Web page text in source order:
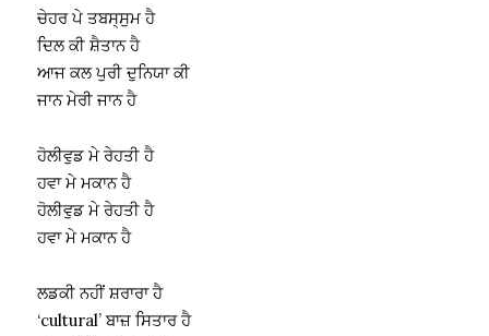
ਚੇਹਰ ਪੇ ਤਬਸ੍ਸੁਮ ਹੈ
ਦਿਲ ਕੀ ਸ਼ੈਤਾਨ ਹੈ
ਆਜ ਕਲ ਪੁਰੀ ਦੁਨਿਯਾ ਕੀ
ਜਾਨ ਮੇਰੀ ਜਾਨ ਹੈ
ਹੋਲੀਵੁਡ ਮੇ ਰੇਹਤੀ ਹੈ
ਹਵਾ ਮੇ ਮਕਾਨ ਹੈ
ਹੋਲੀਵੁਡ ਮੇ ਰੇਹਤੀ ਹੈ
ਹਵਾ ਮੇ ਮਕਾਨ ਹੈ
ਲਡਕੀ ਨਹੀਂ ਸ਼ਰਾਰਾ ਹੈ
‘cultural’ ਬਾਜ਼ ਸਿਤਾਰ ਹੈ